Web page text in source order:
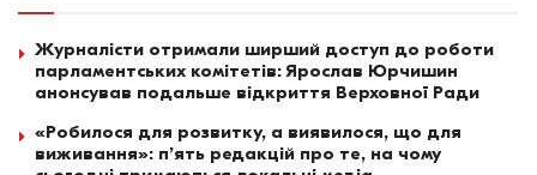
Журналісти отримали ширший доступ до роботи
парламентських комітетів: Ярослав Юрчишин
анонсував подальше відкриття Верховної Ради
«Робилося для розвитку, а виявилося, що для
виживання»: п’ять редакцій про те, на чому